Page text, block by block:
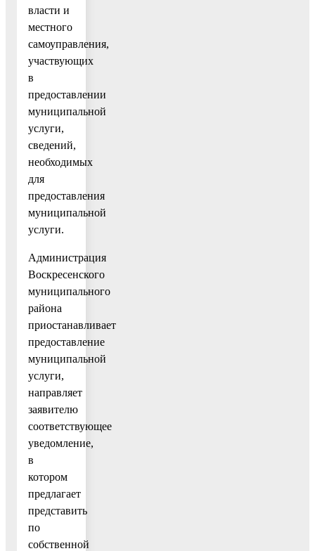
власти и
местного
самоуправления,
участвующих
в
предоставлении
муниципальной
услуги,
сведений,
необходимых
для
предоставления
муниципальной
услуги.
Администрация
Воскресенского
муниципального
района
приостанавливает
предоставление
муниципальной
услуги,
направляет
заявителю
соответствующее
уведомление,
в
котором
предлагает
представить
по
собственной